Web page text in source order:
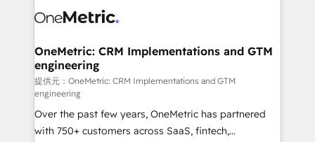
operational know-how. We know that no two
solutions. Instead, we dive in to understand your
needs, goals, and challenges to deliver solutions that
fit like a glove. We’re committed to being both
highly effective and fun to work with. We believe in
efficient processes, as well as building great
relationships. Your success is our success, and we’re
OneMetric: CRM Implementations and GTM
engineering
提供元：OneMetric: CRM Implementations and GTM
engineering
Over the past few years, OneMetric has partnered
with 750+ customers across SaaS, fintech,